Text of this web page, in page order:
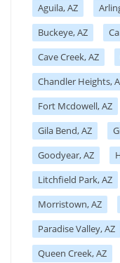
Aguila, AZ
Buckeye, AZ
Cave Creek, AZ
Chandler Heights,
Fort Mcdowell, AZ
Gila Bend, AZ
Goodyear, AZ
Litchfield Park, AZ
Morristown, AZ
Paradise Valley, AZ
Queen Creek, AZ